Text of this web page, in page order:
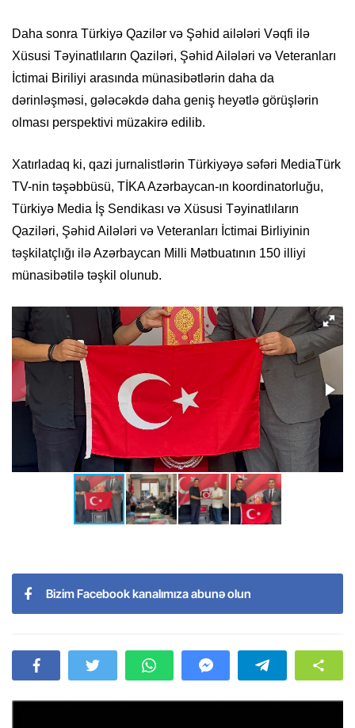
Daha sonra Türkiyə Qazilər və Şəhid ailələri Vəqfi ilə
Xüsusi Təyinatlıların Qaziləri, Şəhid Ailələri və Veteranları
İctimai Biriliyi arasında münasibətlərin daha da
dərinləşməsi, gələcəkdə daha geniş heyətlə görüşlərin
olması perspektivi müzakirə edilib.
Xatırladaq ki, qazi jurnalistlərin Türkiyəyə səfəri MediaTürk
TV-nin təşəbbüsü, TİKA Azərbaycan-ın koordinatorluğu,
Türkiyə Media İş Sendikası və Xüsusi Təyinatlıların
Qaziləri, Şəhid Ailələri və Veteranları İctimai Birliyinin
təşkilatçlığı ilə Azərbaycan Milli Mətbuatının 150 illiyi
münasibətilə təşkil olunub.
Bizim Facebook kanalımıza abunə olun